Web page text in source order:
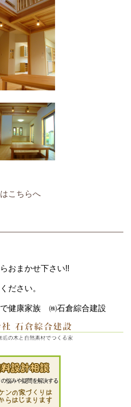
こちらへ
おまかせ下さい!!
ださい。
健康家族 ㈱石倉綜合建設